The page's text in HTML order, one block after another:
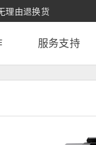
理由退换货
服务支持